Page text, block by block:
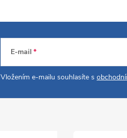
E-mail
Vložením e-mailu souhlasíte s